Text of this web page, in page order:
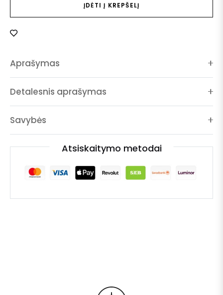
ĮDĖTI Į KREPŠELĮ
Aprašymas
Detalesnis aprašymas
Savybės
Atsiskaitymo metodai